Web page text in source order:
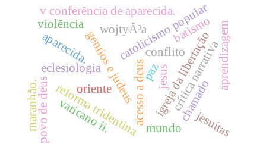
acesso a deus jesus
gentios e judeuscatolicismo popular
reforma tridentina igreja da libertação
v conferência de aparecida.
oriente
eclesiologia crítica narrativa
chamado
povo de deus vaticano ii.
aparecida.
violência
conflito
paz aprendizagem
mundo jesuítas
maranhão.
wojtyÂ³a batismo